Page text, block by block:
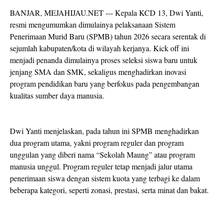
BANJAR, MEJAHIJAU.NET --- Kepala KCD 13, Dwi Yanti,
resmi mengumumkan dimulainya pelaksanaan Sistem
Penerimaan Murid Baru (SPMB) tahun 2026 secara serentak di
sejumlah kabupaten/kota di wilayah kerjanya. Kick off ini
menjadi penanda dimulainya proses seleksi siswa baru untuk
jenjang SMA dan SMK, sekaligus menghadirkan inovasi
program pendidikan baru yang berfokus pada pengembangan
kualitas sumber daya manusia.
Dwi Yanti menjelaskan, pada tahun ini SPMB menghadirkan
dua program utama, yakni program reguler dan program
unggulan yang diberi nama “Sekolah Maung” atau program
manusia unggul. Program reguler tetap menjadi jalur utama
penerimaan siswa dengan sistem kuota yang terbagi ke dalam
beberapa kategori, seperti zonasi, prestasi, serta minat dan bakat.